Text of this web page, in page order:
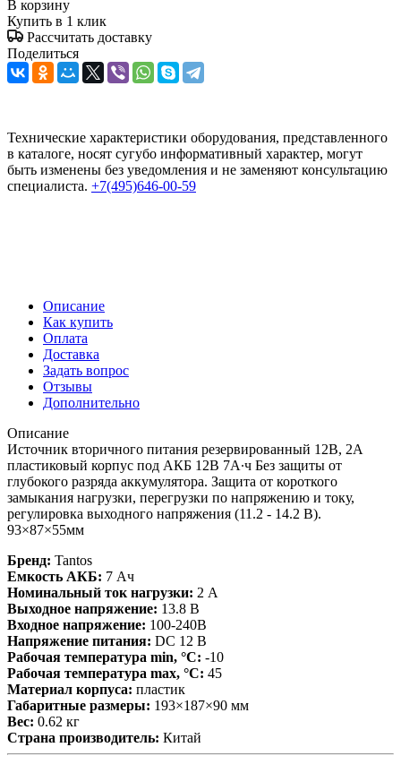
В корзину
Купить в 1 клик
Рассчитать доставку
Поделиться
Технические характеристики оборудования, представленного
в каталоге, носят сугубо информативный характер, могут
быть изменены без уведомления и не заменяют консультацию
специалиста. +7(495)646-00-59
Описание
Как купить
Оплата
Доставка
Задать вопрос
Отзывы
Дополнительно
Описание
Источник вторичного питания резервированный 12В, 2А
пластиковый корпус под АКБ 12В 7А∙ч Без защиты от
глубокого разряда аккумулятора. Защита от короткого
замыкания нагрузки, перегрузки по напряжению и току,
регулировка выходного напряжения (11.2 - 14.2 В).
93×87×55мм
Бренд: Tantos
Емкость АКБ: 7 Ач
Номинальный ток нагрузки: 2 А
Выходное напряжение: 13.8 В
Входное напряжение: 100-240В
Напряжение питания: DC 12 В
Рабочая температура min, °С: -10
Рабочая температура max, °С: 45
Материал корпуса: пластик
Габаритные размеры: 193×187×90 мм
Вес: 0.62 кг
Страна производитель: Китай